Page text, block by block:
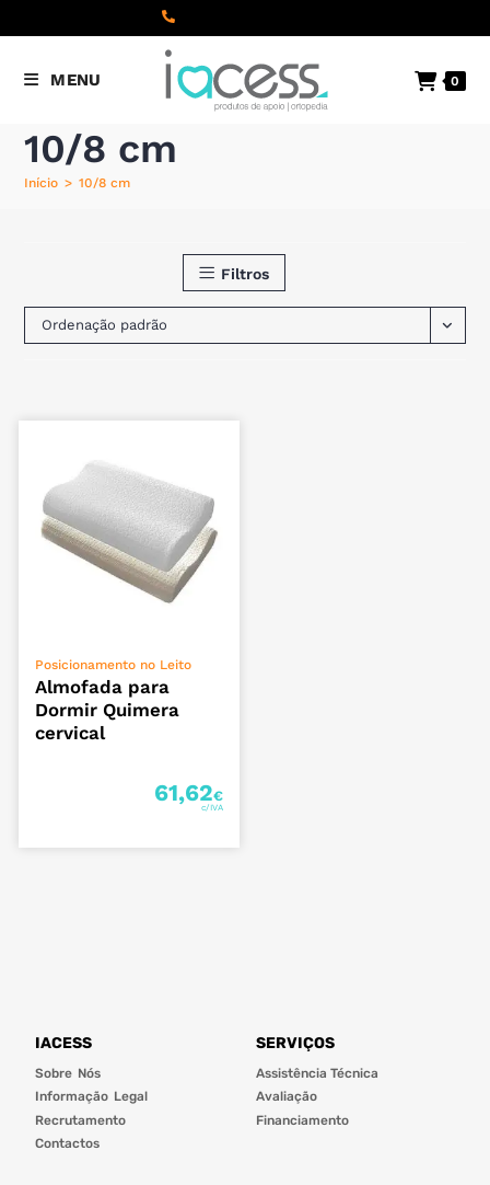
(+351) 22 098 8000
para a rede fixa nacional
MENU 0
10/8 cm
Início > 10/8 cm
Filtros
Ordenação padrão
VER OPÇÕES
Posicionamento no Leito
Almofada para
Dormir Quimera
cervical
61,62€
IACESS
Sobre Nós
Informação Legal
Recrutamento
Contactos
SERVIÇOS
Assistência Técnica
Avaliação
Financiamento